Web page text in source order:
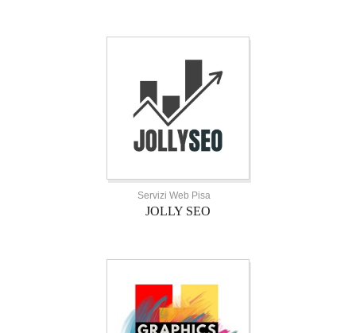
Servizi Web Pisa
JOLLY SEO